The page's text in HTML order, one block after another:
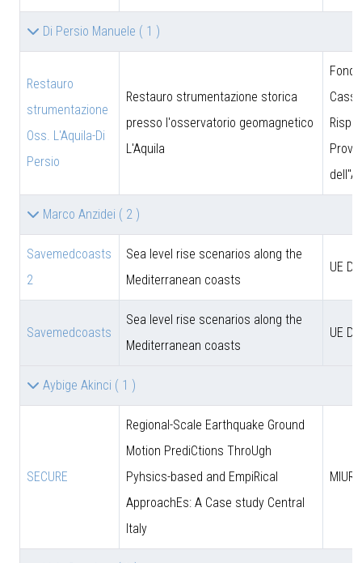
Di Persio Manuele ( 1 )
Restauro
strumentazione
Oss. L'Aquila-Di
Persio
Restauro strumentazione storica
presso l'osservatorio geomagnetico
L'Aquila
Marco Anzidei ( 2 )
Savemedcoasts
2
Sea level rise scenarios along the
Mediterranean coasts
UE
Savemedcoasts
Sea level rise scenarios along the
Mediterranean coasts
UE
Aybige Akinci ( 1 )
SECURE
Regional-Scale Earthquake Ground
Motion PrediCtions ThroUgh
Pyhsics-based and EmpiRical
ApproachEs: A Case study Central
Italy
MIUR